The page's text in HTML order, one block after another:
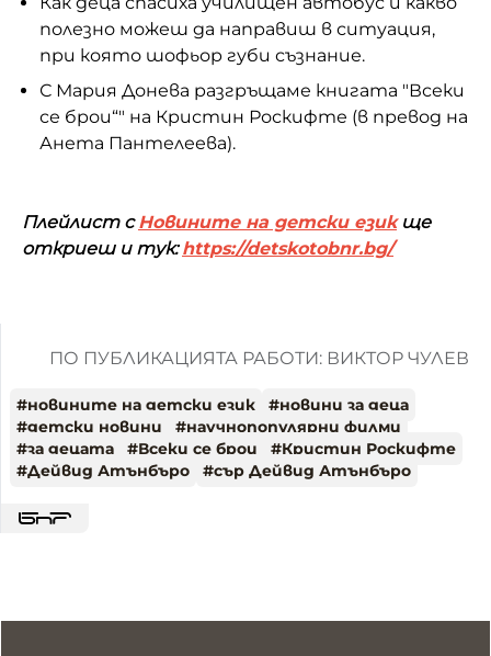
полезно можеш да направиш в ситуация,
при която шофьор губи съзнание.
С Мария Донева разгръщаме книгата "Всеки
се брои“" на Кристин Роскифте (в превод на
Анета Пантелеева).
Плейлист сНовините на детски езикще
откриеш и тук:https://detskotobnr.bg/
ПО ПУБЛИКАЦИЯТА РАБОТИ: ВИКТОР ЧУЛЕВ
#новините на детски език #новини за деца
#детски новини #научнопопулярни филми
#за децата #Всеки се брои #Кристин Роскифте
#Дейвид Атънбъро #сър Дейвид Атънбъро